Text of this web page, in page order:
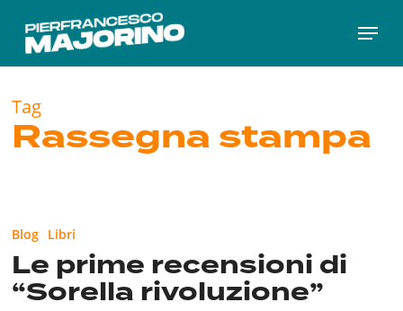
content
Menu
Tag
Rassegna stampa
recensioni
“Sorella
rivoluzione”
Blog Libri
Le prime recensioni di
“Sorella rivoluzione”